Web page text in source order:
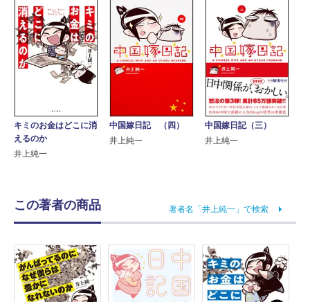
キミのお金はどこに消
えるのか
井上純一
中国嫁日記 （四）
井上純一
中国嫁日記（三）
井上純一
この著者の商品 著者名「井上純一」で検索